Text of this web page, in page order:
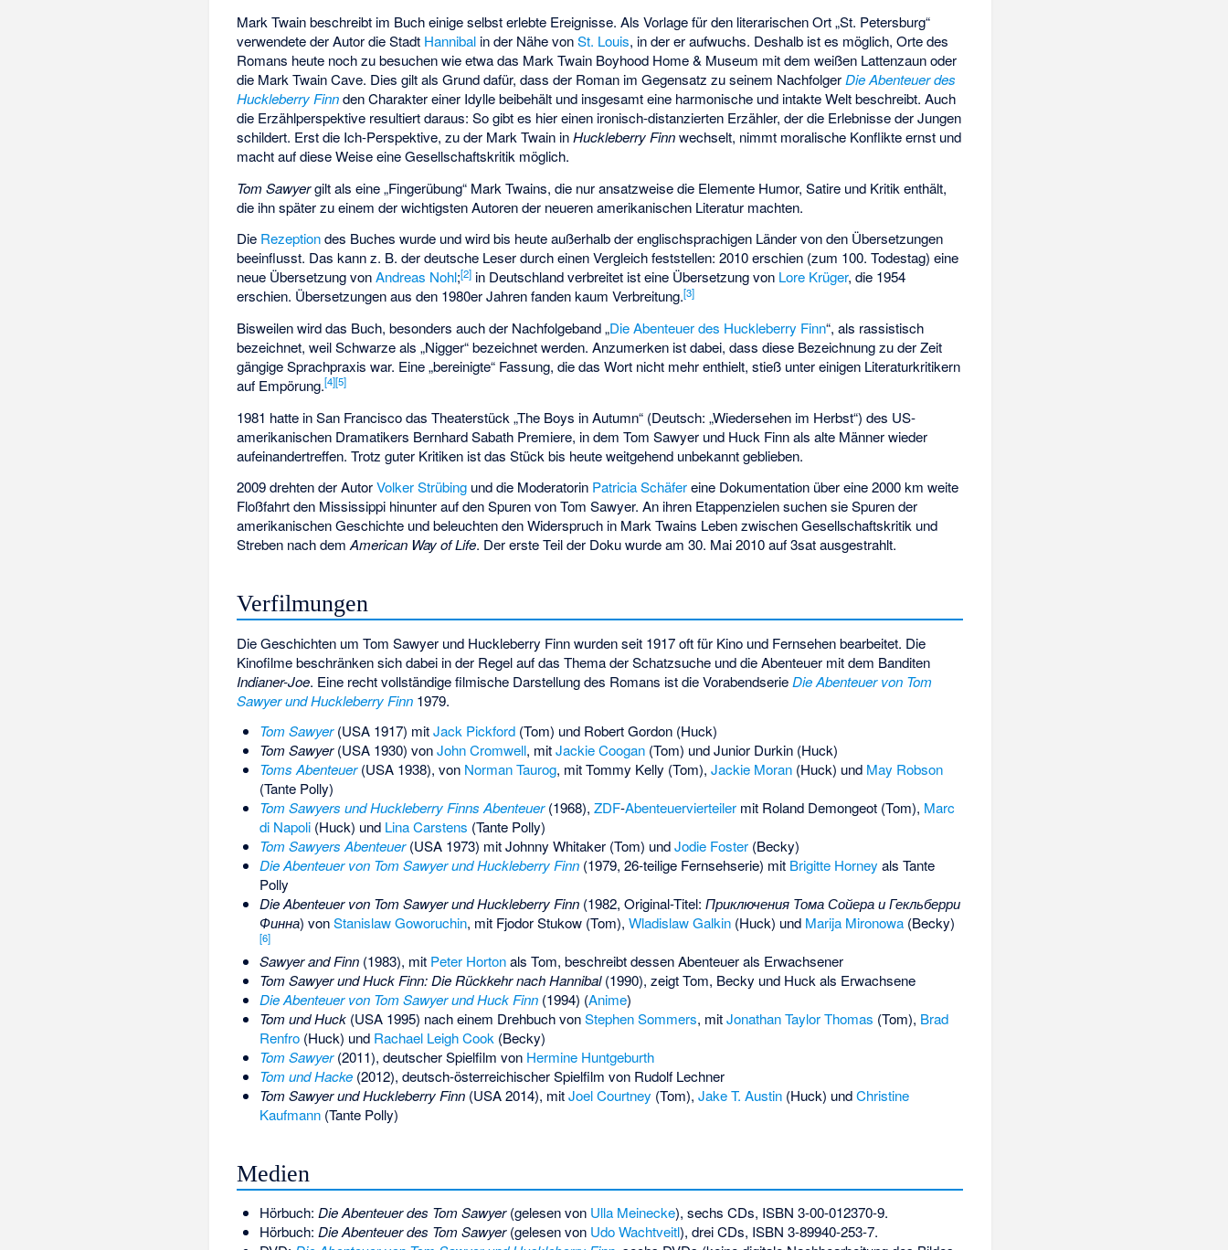
Mark Twain beschreibt im Buch einige selbst erlebte Ereignisse. Als Vorlage für den literarischen Ort „St. Petersburg“
verwendete der Autor die Stadt Hannibal in der Nähe vonSt. Louis, in der er aufwuchs. Deshalb ist es möglich, Orte des
Romans heute noch zu besuchen wie etwa das Mark Twain Boyhood Home & Museum mit dem weißen Lattenzaun oder
die Mark Twain Cave. Dies gilt als Grund dafür, dass der Roman im Gegensatz zu seinem NachfolgerDie Abenteuer des
Huckleberry Finnden Charakter einer Idylle beibehält und insgesamt eine harmonische und intakte Welt beschreibt. Auch
die Erzählperspektive resultiert daraus: So gibt es hier einen ironisch-distanzierten Erzähler, der die Erlebnisse der Jungen
schildert. Erst die Ich-Perspektive, zu der Mark Twain inHuckleberry Finnwechselt, nimmt moralische Konflikte ernst und
macht auf diese Weise eine Gesellschaftskritik möglich.
Tom Sawyergilt als eine „Fingerübung“ Mark Twains, die nur ansatzweise die Elemente Humor, Satire und Kritik enthält,
die ihn später zu einem der wichtigsten Autoren der neueren amerikanischen Literatur machten.
Die Rezeptiondes Buches wurde und wird bis heute außerhalb der englischsprachigen Länder von den Übersetzungen
beeinflusst. Das kann z. B. der deutsche Leser durch einen Vergleich feststellen: 2010 erschien (zum 100. Todestag) eine
neue Übersetzung vonAndreas Nohl;[2] in Deutschland verbreitet ist eine Übersetzung von Lore Krüger, die 1954
erschien. Übersetzungen aus den 1980er Jahren fanden kaum Verbreitung.[3]
Bisweilen wird das Buch, besonders auch der Nachfolgeband „Die Abenteuer des Huckleberry Finn“, als rassistisch
bezeichnet, weil Schwarze als „Nigger“ bezeichnet werden. Anzumerken ist dabei, dass diese Bezeichnung zu der Zeit
gängige Sprachpraxis war. Eine „bereinigte“ Fassung, die das Wort nicht mehr enthielt, stieß unter einigen Literaturkritikern
auf Empörung.[4][5]
1981 hatte in San Francisco das Theaterstück „The Boys in Autumn“ (Deutsch: „Wiedersehen im Herbst“) des US-
amerikanischen Dramatikers Bernhard Sabath Premiere, in dem Tom Sawyer und Huck Finn als alte Männer wieder
aufeinandertreffen. Trotz guter Kritiken ist das Stück bis heute weitgehend unbekannt geblieben.
2009 drehten der AutorVolker Strübing und die Moderatorin Patricia Schäfereine Dokumentation über eine 2000 km weite
Floßfahrt den Mississippi hinunter auf den Spuren von Tom Sawyer. An ihren Etappenzielen suchen sie Spuren der
amerikanischen Geschichte und beleuchten den Widerspruch in Mark Twains Leben zwischen Gesellschaftskritik und
Streben nach demAmerican Way of Life. Der erste Teil der Doku wurde am 30. Mai 2010 auf 3sat ausgestrahlt.
Verfilmungen
Die Geschichten um Tom Sawyer und Huckleberry Finn wurden seit 1917 oft für Kino und Fernsehen bearbeitet. Die
Kinofilme beschränken sich dabei in der Regel auf das Thema der Schatzsuche und die Abenteuer mit dem Banditen
Indianer-Joe. Eine recht vollständige filmische Darstellung des Romans ist die VorabendserieDie Abenteuer von Tom
Sawyer und Huckleberry Finn 1979.
Tom Sawyer(USA 1917) mitJack Pickford(Tom) und Robert Gordon (Huck)
Tom Sawyer(USA 1930) vonJohn Cromwell, mitJackie Coogan(Tom) undJunior Durkin(Huck)
Toms Abenteuer(USA 1938), von Norman Taurog, mitTommy Kelly (Tom), Jackie Moran(Huck) und May Robson
(Tante Polly)
Tom Sawyers und Huckleberry Finns Abenteuer(1968), ZDF-Abenteuervierteilermit Roland Demongeot(Tom), Marc
di Napoli(Huck) und Lina Carstens (Tante Polly)
Tom Sawyers Abenteuer(USA 1973) mitJohnny Whitaker(Tom) undJodie Foster(Becky)
Die Abenteuer von Tom Sawyer und Huckleberry Finn(1979, 26-teilige Fernsehserie) mit Brigitte Horney als Tante
Polly
Die Abenteuer von Tom Sawyer und Huckleberry Finn(1982, Original-Titel: Приключения Тома Сойера и Гекльберри
Финна) vonStanislaw Goworuchin, mit Fjodor Stukow (Tom), Wladislaw Galkin(Huck) und Marija Mironowa(Becky)
[6]
Sawyer and Finn(1983), mit Peter Hortonals Tom, beschreibt dessen Abenteuer als Erwachsener
Tom Sawyer und Huck Finn: Die Rückkehr nach Hannibal(1990), zeigt Tom, Becky und Huck als Erwachsene
Die Abenteuer von Tom Sawyer und Huck Finn(1994) (Anime)
Tom und Huck(USA 1995) nach einem Drehbuch vonStephen Sommers, mitJonathan Taylor Thomas (Tom), Brad
Renfro(Huck) und Rachael Leigh Cook (Becky)
Tom Sawyer(2011), deutscher Spielfilm von Hermine Huntgeburth
Tom und Hacke(2012), deutsch-österreichischer Spielfilm von Rudolf Lechner
Tom Sawyer und Huckleberry Finn(USA 2014), mitJoel Courtney (Tom), Jake T. Austin(Huck) undChristine
Kaufmann(Tante Polly)
Medien
Hörbuch: Die Abenteuer des Tom Sawyer(gelesen von Ulla Meinecke), sechs CDs, ISBN 3-00-012370-9.
Hörbuch: Die Abenteuer des Tom Sawyer(gelesen von Udo Wachtveitl), drei CDs, ISBN 3-89940-253-7.